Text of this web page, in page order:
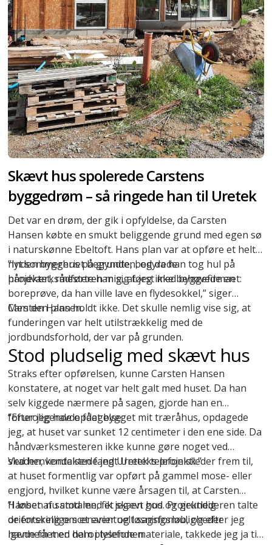
Skævt hus spolerede Carstens
byggedrøm – så ringede han til Uretek
Det var en drøm, der gik i opfyldelse, da Carsten
Hansen købte en smukt beliggende grund med egen sø
i naturskønne Ebeltoft. Hans plan var at opføre et helt
nyt sommerhus på grunden, og da han tog hul på
projektet, rådførte han sig først med byggefirmaet:
”Inden byggeriet begyndte, bedyrede
håndværksmesteren mig, at jeg ikke behøvede en
boreprøve, da han ville lave en flydesokkel,” siger
Carsten Hansen.
Men den plan holdt ikke. Det skulle nemlig vise sig, at
funderingen var helt utilstrækkelig med de
jordbundsforhold, der var på grunden.
Stod pludselig med skævt hus
Straks efter opførelsen, kunne Carsten Hansen
konstatere, at noget var helt galt med huset. Da han
selv kiggede nærmere på sagen, gjorde han en
foruroligende opdagelse:
”Efter jeg havde fået bygget mit træråhus, opdagede
jeg, at huset var sunket 12 centimeter i den ene side. Da
håndværksmesteren ikke kunne gøre noget ved
skaden, kontaktede jeg Uretek telefonisk.”
Ved henvendelsen fandt Ureteks projektleder frem til,
at huset formentlig var opført på gammel mose- eller
engjord, hvilket kunne være årsagen til, at Carsten
Hansen nu stod med et skævt hus. Projektlederen talte
de forskellige scenarier og løsningsmuligheder
igennem med ham i telefonen.
”I løbet af samtalen, fik jeg en god og grundig
orientering om et eventuelt sagsforløb, og efter jeg
havde fået en del oplysende materiale, takkede jeg ja til